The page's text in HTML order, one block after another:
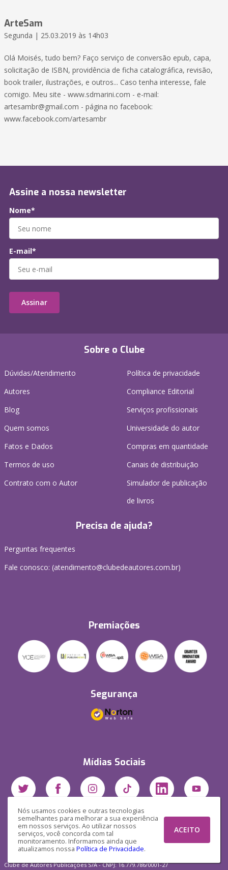
Nós usamos cookies e outras tecnologias
semelhantes para melhorar a sua experiência
em nossos serviços. Ao utilizar nossos
serviços, você concorda com tal
monitoramento. Informamos ainda que
atualizamos nossa Política de Privacidade.
ACEITO
ArteSam
Segunda | 25.03.2019 às 14h03
Olá Moisés, tudo bem? Faço serviço de conversão epub, capa,
solicitação de ISBN, providência de ficha catalográfica, revisão,
book trailer, ilustrações, e outros... Caso tenha interesse, fale
comigo. Meu site - www.sdmarini.com - e-mail:
artesambr@gmail.com - página no facebook:
www.facebook.com/artesambr
Sobre o Clube
Dúvidas/Atendimento
Autores
Blog
Quem somos
Fatos e Dados
Termos de uso
Contrato com o Autor
Política de privacidade
Compliance Editorial
Serviços profissionais
Universidade do autor
Compras em quantidade
Canais de distribuição
Simulador de publicação
de livros
Precisa de ajuda?
Perguntas frequentes
Fale conosco: (atendimento@clubedeautores.com.br)
Premiações
Segurança
Mídias Sociais
Assine a nossa newsletter
Nome*
E-mail*
Assinar
Clube de Autores Publicações S/A - CNPJ: 16.779.786/0001-27